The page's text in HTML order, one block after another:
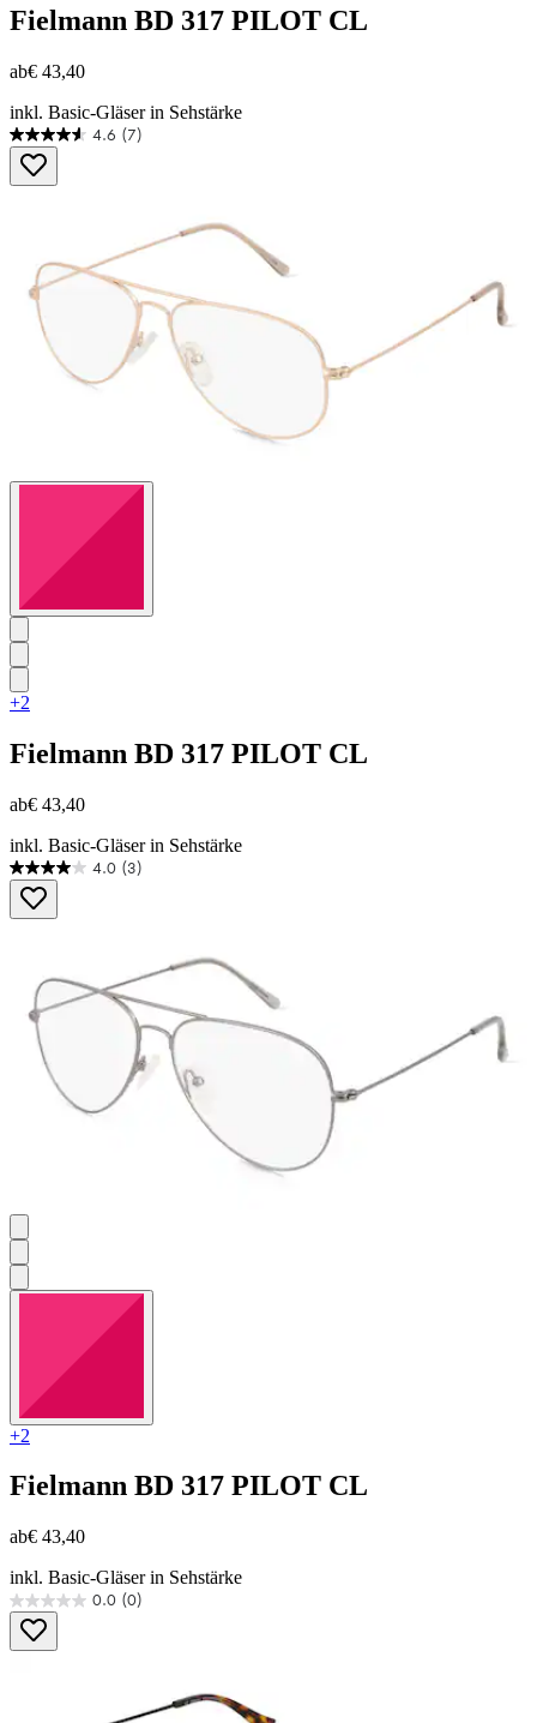
Fielmann BD 317 PILOT CL
ab€ 43,40
inkl. Basic-Gläser in Sehstärke
4.6 (7)
4.6
von
5
+2
Fielmann BD 317 PILOT CL
ab€ 43,40
inkl. Basic-Gläser in Sehstärke
4.0 (3)
4.0
von
5
Bewertungen
+2
Fielmann BD 317 PILOT CL
ab€ 43,40
inkl. Basic-Gläser in Sehstärke
0.0 (0)
0.0
von
5